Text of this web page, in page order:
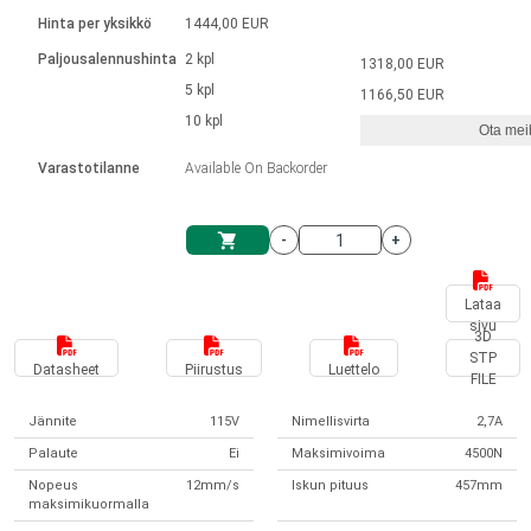
Yksikköjärjestelmä
Solenoidit
integroitu ohjain
Ø 28-42| 1-1400 rpm | <= 290 Ncm
Harjattomat tasavirtamoottorien
Harjatut DC-moottorin ajurit
DPWM-sarja
Askelmoottorien ajurit
Synchronous-Asynchronous | 1-4 toimilaitteelle
Synchronous-Asynchronous | 1-4 toimilaitteelle
Français (EUR)
Norsk (NOK)
Suomi (EUR)
Svenska (SEK)
Hinta per yksikkö
Paljousalennushinta
Varastotilanne
1444,00 EUR
2 kpl
5 kpl
10 kpl
Available On Backorder
1318,00 EUR
1166,50 EUR
Ota
- +
Lataa
sivu
Datasheet Piirustus Luettelo
3D
STP
FILE
Jännite 115V Nimellisvirta 2,7A
Palaute Ei Maksimivoima 4500N
Nopeus
maksimikuormalla
12mm/s Iskun pituus 457mm